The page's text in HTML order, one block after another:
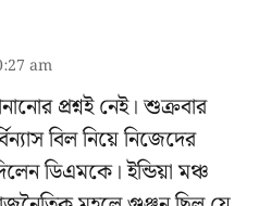
am
প্রশ্নই নেই। শুক্রবার
বিল নিয়ে নিজেদের
ডিএমকে। ইন্ডিয়া মঞ্চ